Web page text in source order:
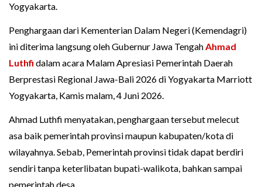
Yogyakarta.
Penghargaan dari Kementerian Dalam Negeri (Kemendagri)
ini diterima langsung oleh Gubernur Jawa TengahAhmad
Luthfi dalam acara Malam Apresiasi Pemerintah Daerah
Berprestasi Regional Jawa-Bali 2026 di Yogyakarta Marriott
Yogyakarta, Kamis malam, 4 Juni 2026.
Ahmad Luthfi menyatakan, penghargaan tersebut melecut
asa baik pemerintah provinsi maupun kabupaten/kota di
wilayahnya. Sebab, Pemerintah provinsi tidak dapat berdiri
sendiri tanpa keterlibatan bupati-walikota, bahkan sampai
pemerintah desa.